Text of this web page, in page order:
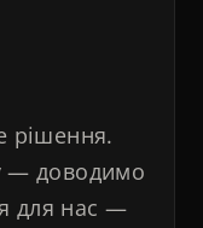
рішення.
— доводимо
для нас —